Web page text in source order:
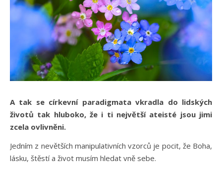
A tak se církevní paradigmata vkradla do lidských
životů tak hluboko, že i ti největší ateisté jsou jimi
zcela ovlivněni.
Jedním z nevětších manipulativních vzorců je pocit, že Boha,
lásku, štěstí a život musím hledat vně sebe.